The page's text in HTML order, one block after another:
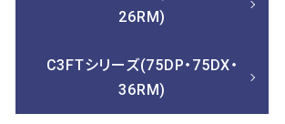
26RM)
C3FTシリーズ(75DP・75DX・
36RM)